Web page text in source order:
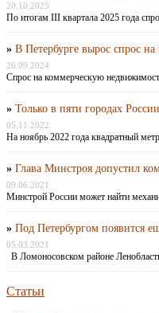
20.10.2025
По итогам III квартала 2025 года
» В Петербурге вырос спрос
26.09.2024
Спрос на коммерческую
» Только в пяти городах
05.11.2022
На ноябрь 2022 года квадратный
» Глава Минстроя допустил
09.06.2021
Минстрой России может найти
» Под Петербургом появится
05.03.2021
В Ломоносовском районе
Статьи